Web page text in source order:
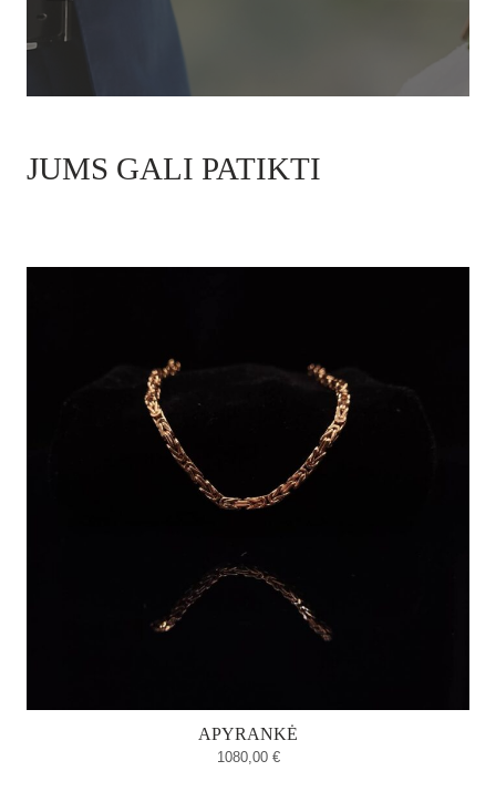
JUMS GALI PATIKTI
APYRANKĖ
1080,00 €